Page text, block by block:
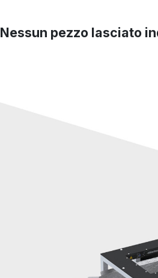
Nessun pezzo lasciato